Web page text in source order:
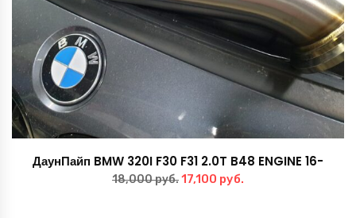
ДаунПайп BMW 320I F30 F31 2.0T B48 ENGINE 16-
18,000руб.Первоначальная
17,100 руб.